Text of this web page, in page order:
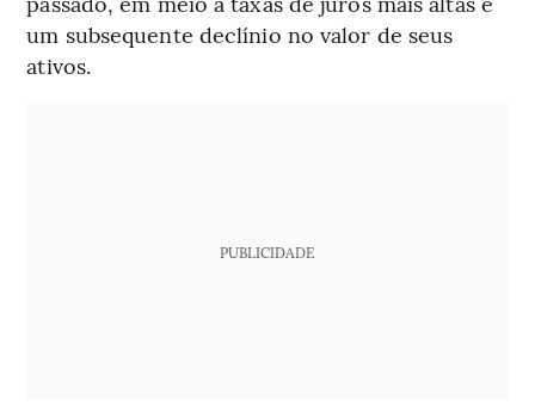
um subsequente declínio no valor de seus
ativos.
PUBLICIDADE